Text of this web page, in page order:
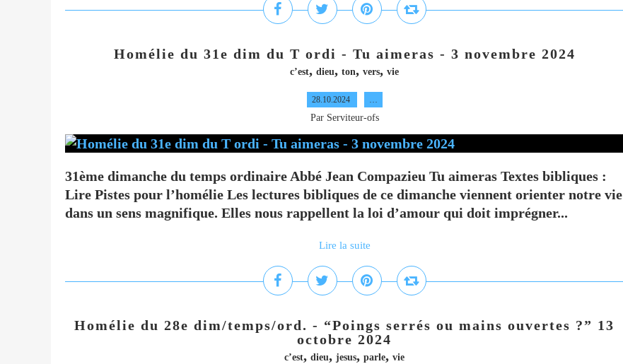
Homélie du 31e dim du T ordi - Tu aimeras - 3 novembre 2024
c’est, dieu, ton, vers, vie
28.10.2024 …
Par Serviteur-ofs
31ème dimanche du temps ordinaire Abbé Jean Compazieu Tu aimeras Textes bibliques :
Lire Pistes pour l’homélie Les lectures bibliques de ce dimanche viennent orienter notre vie
dans un sens magnifique. Elles nous rappellent la loi d’amour qui doit imprégner...
Lire la suite
Homélie du 28e dim/temps/ord. - “Poings serrés ou mains ouvertes ?” 13
octobre 2024
c’est, dieu, jesus, parle, vie